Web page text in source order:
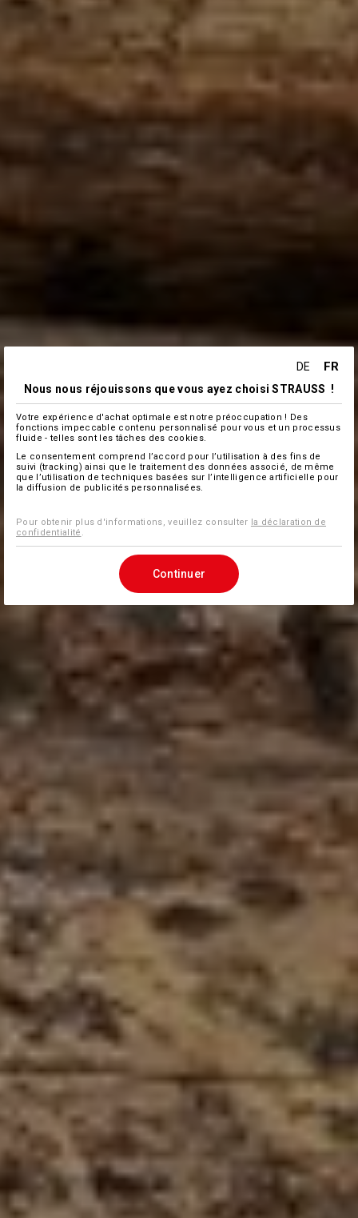
DE FR
Nous nous réjouissons que vous ayez choisi STRAUSS !
Votre expérience d'achat optimale est notre préoccupation ! Des
fonctions impeccable contenu personnalisé pour vous et un processus
fluide - telles sont les tâches des cookies.
Le consentement comprend l’accord pour l’utilisation à des fins de
suivi (tracking) ainsi que le traitement des données associé, de même
que l’utilisation de techniques basées sur l’intelligence artificielle pour
la diffusion de publicités personnalisées.
Pour obtenir plus d'informations, veuillez consulter la déclaration de
confidentialité
Continuer